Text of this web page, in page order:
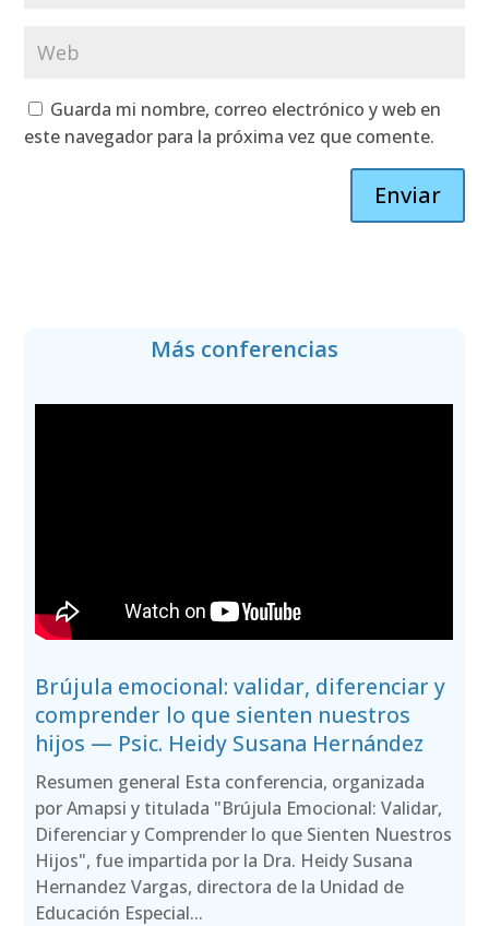
Guarda mi nombre, correo electrónico y web en
este navegador para la próxima vez que comente.
Enviar
Más conferencias
Brújula emocional: validar, diferenciar y
comprender lo que sienten nuestros
hijos — Psic. Heidy Susana Hernández
Resumen general Esta conferencia, organizada
por Amapsi y titulada "Brújula Emocional: Validar,
Diferenciar y Comprender lo que Sienten Nuestros
Hijos", fue impartida por la Dra. Heidy Susana
Hernandez Vargas, directora de la Unidad de
Educación Especial...